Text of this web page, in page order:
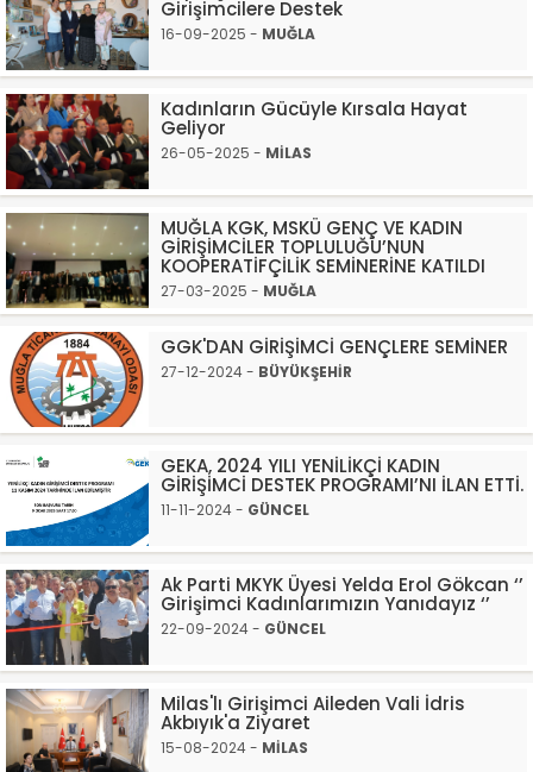
Girişimcilere Destek
16-09-2025 - MUĞLA
Kadınların Gücüyle Kırsala Hayat
Geliyor
26-05-2025 - MİLAS
MUĞLA KGK, MSKÜ GENÇ VE KADIN
GİRİŞİMCİLER TOPLULUĞU’NUN
KOOPERATİFÇİLİK SEMİNERİNE KATILDI
27-03-2025 - MUĞLA
GGK'DAN GİRİŞİMCİ GENÇLERE SEMİNER
27-12-2024 - BÜYÜKŞEHİR
GEKA, 2024 YILI YENİLİKÇİ KADIN
GİRİŞİMCİ DESTEK PROGRAMI’NI İLAN ETTİ.
11-11-2024 - GÜNCEL
Ak Parti MKYK Üyesi Yelda Erol Gökcan ‘’
Girişimci Kadınlarımızın Yanıdayız ‘’
22-09-2024 - GÜNCEL
Milas'lı Girişimci Aileden Vali İdris
Akbıyık'a Ziyaret
15-08-2024 - MİLAS